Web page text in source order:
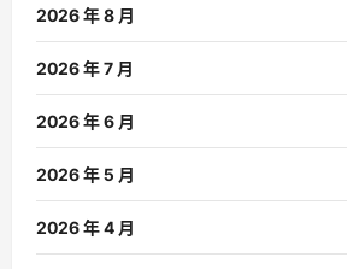
2026 年 8 月
2026 年 7 月
2026 年 6 月
2026 年 5 月
2026 年 4 月